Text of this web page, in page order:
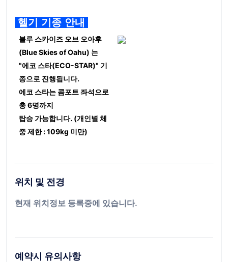
헬기 기종 안내
블루 스카이즈 오브 오아후
(Blue Skies of Oahu) 는
"에코 스타(ECO-STAR)" 기
종으로 진행됩니다.
에코 스타는 콤포트 좌석으로
총 6명까지
탑승 가능합니다. (개인별 체
중 제한 : 109kg 미만)
위치 및 전경
현재 위치정보 등록중에 있습니다.
예약시 유의사항